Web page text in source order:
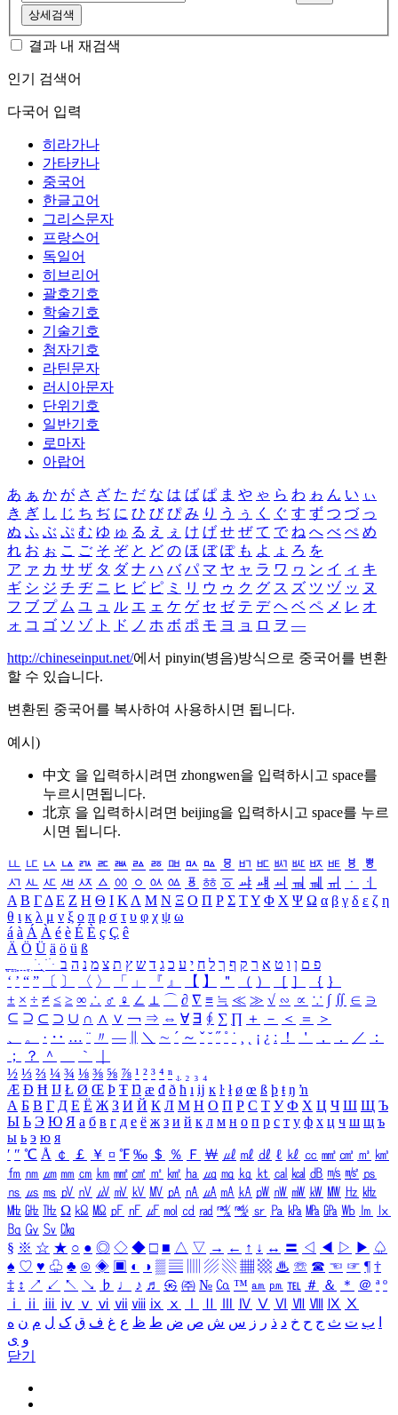
상세검색
결과 내 재검색
인기 검색어
다국어 입력
히라가나
가타카나
중국어
한글고어
그리스문자
프랑스어
독일어
히브리어
괄호기호
학술기호
기술기호
첨자기호
라틴문자
러시아문자
단위기호
일반기호
로마자
아랍어
あ ぁ か が さ ざ た だ な は ば ぱ ま や ゃ ら わ ゎ ん い ぃ
き ぎ し じ ち ぢ に ひ び ぴ み り う ぅ く ぐ す ず つ づ っ
ぬ ふ ぶ ぷ む ゆ ゅ る え ぇ け げ せ ぜ て で ね へ べ ぺ め
れ お ぉ こ ご そ ぞ と ど の ほ ぼ ぽ も よ ょ ろ を
ア ァ カ サ ザ タ ダ ナ ハ バ パ マ ヤ ャ ラ ワ ヮ ン イ ィ キ
ギ シ ジ チ ヂ ニ ヒ ビ ピ ミ リ ウ ゥ ク グ ス ズ ツ ヅ ッ ヌ
フ ブ プ ム ユ ュ ル エ ェ ケ ゲ セ ゼ テ デ ヘ ベ ペ メ レ オ
ォ コ ゴ ソ ゾ ト ド ノ ホ ボ ポ モ ヨ ョ ロ ヲ ―
http://chineseinput.net/에서 pinyin(병음)방식으로 중국어를 변환
할 수 있습니다.
변환된 중국어를 복사하여 사용하시면 됩니다.
예시)
中文 을 입력하시려면 zhongwen을 입력하시고 space를
누르시면됩니다.
北京 을 입력하시려면 beijing을 입력하시고 space를 누르
시면 됩니다.
ㅥ ㅦ ㅧ ㅨ ㅩ ㅪ ㅫ ㅬ ㅭ ㅮ ㅯ ㅰ ㅱ ㅲ ㅳ ㅴ ㅵ ㅶ ㅷ ㅸ
ㅹ
ㅺ ㅻ ㅼ ㅽ ㅾ ㅿ ㆀ ㆁ ㆂ ㆃ ㆄ ㆅ ㆆ ㆇ ㆈ ㆉ ㆊ ㆋ ㆌ ㆍ
ㆎ
Α Β ΓΔ Ε Ζ Η Θ Ι ΚΛ Μ Ν Ξ Ο Π Ρ Σ ΤΥ Φ Χ Ψ Ω α β γ δ ε ζ η
θ ι κ λ μ ν ξ ο π ρ σ τ υ φ χ ψ ω
á à Á À é è É È ç Ç ê
Ä Ö Ü ä ö ü ß
ִֶֹ ֻּ ׁׂ פ ם ן ו ט א ר ק ף ך ל ח י ע כ ג ד ש ץ ת צ מ נ ה ב
‘ ’ “ ” 〔 〕 〈 〉 「 」 『 』 【 】 ＂ （ ） ［ ］ ｛ ｝
± × ÷ ≠ ≤ ≥ ∞ ∴ ♂ ♀ ∠ ⊥ ⌒ ∂ ∇ ≡ ≒ ≪ ≫ √ ∽ ∝ ∵ ∫ ∬ ∈ ∋
⊆ ⊇ ⊂ ⊃ ∪ ∩ ∧ ∨ ￢ ⇒ ⇔ ∀ ∃ ∮ ∑ ∏ ＋ － ＜ ＝
＞
、
。 · ‥ … ¨ 〃 ― ＼ ∼ ´ ～ ˇ ˘ ˝ ˚ ˙ ¸ ¡ ¿ ː ！ ＇ ， ． ／
：
；
？ ＾ ｀
½ ⅓ ⅔ ¼ ¾ ⅛ ⅜ ⅝ ⅞ ¹ ² ³ ⁴ ⁿ ₁ ₂ ₃ ₄
Æ Ð Ħ Ĳ Ł Ø Œ Þ Ŧ Ŋ æ đ ð ħ ı ĳ ĸ ŀ ł ø œ ß þ ŧ ŋ ŉ
А Б В Г Д Е Ё Ж З И Й К Л М Н О П Р С Т У Ф Х Ц Ч Ш Щ Ъ
Ы Ь Э Ю Я а б в г д е ё ж з и й к л м н о п р с т у ф х ц ч ш щ ъ
ы ь э ю я
′ ″ ℃ Å ￠ ￡ ￥ ¤ ℉ ‰ ＄ ％ Ｆ ￦ ㎕ ㎖ ㎗ ℓ ㎘ ㏄ ㎣ ㎤ ㎥ ㎦
㎙ ㎚ ㎛ ㎜ ㎝ ㎞ ㎟ ㎠ ㎡ ㎢ ㏊ ㎍ ㎎ ㎏ ㏏ ㎈ ㎉ ㏈ ㎧ ㎨ ㎰
㎱ ㎲ ㎳ ㎴ ㎵ ㎶ ㎷ ㎸ ㎹ ㎀ ㎁ ㎂ ㎃ ㎄ ㎺ ㎻ ㎽ ㎾ ㎿ ㎐ ㎑
㎒ ㎓ ㎔ Ω ㏀ ㏁ ㎊ ㎋ ㎌ ㏖ ㏅ ㎭ ㎮ ㎯ ㏛ ㎩ ㎪ ㎫ ㎬ ㏝ ㏐
㏓
㏃ ㏉ ㏜ ㏆
§ ※ ☆ ★ ○ ● ◎ ◇ ◆ □ ■ △ ▽ → ← ↑ ↓ ↔ 〓 ◁ ◀ ▷ ▶ ♤
♠ ♡ ♥ ♧ ♣ ⊙ ◈ ▣ ◐ ◑ ▒ ▤ ▨ ▧ ▦ ▩ ♨ ☏ ☎ ☜ ☞ ¶ †
‡ ↕ ↗ ↙ ↖ ↘ ♭ ♩ ♪ ♬ ㉿ ㈜ № ㏇ ™ ㏂ ㏘ ℡ ＃ ＆ ＊ ＠ ª º
ⅰ
ⅱ ⅲ ⅳ ⅴ ⅵ ⅶ ⅷ ⅸ ⅹ Ⅳ Ⅴ Ⅵ Ⅶ Ⅷ Ⅸ Ⅹ
ب ت ث ج ح خ د ذ ر ز س ش ص ض ط ظ ع غ ف ق ک ل م ن ه
و ی
닫기